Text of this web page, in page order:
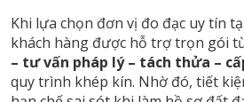
Khi lựa chọn đơn vị đo đạc uy tín
khách hàng được hỗ trợ trọn gói
– tư vấn pháp lý – tách thửa –
quy trình khép kín. Nhờ đó, tiết